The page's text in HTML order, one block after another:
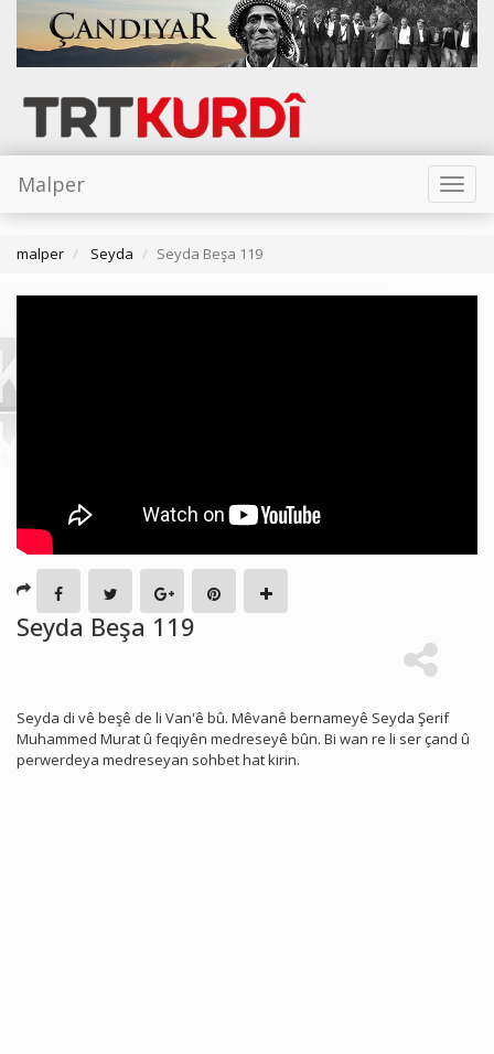
Toggle
Malper
malper Seyda Seyda Beşa 119
Seyda Beşa 119
Seyda di vê beşê de li Van'ê bû. Mêvanê bernameyê Seyda Şerif
Muhammed Murat û feqiyên medreseyê bûn. Bi wan re li ser çand û
perwerdeya medreseyan sohbet hat kirin.